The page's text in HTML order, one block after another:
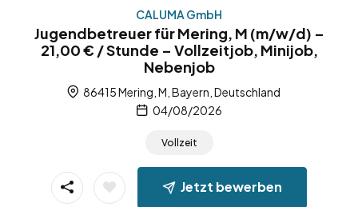
CALUMA GmbH
Jugendbetreuer für Mering, M (m/w/d) –
21,00 € / Stunde – Vollzeitjob, Minijob,
Nebenjob
86415 Mering, M, Bayern, Deutschland
04/08/2026
Vollzeit
Jetzt bewerben